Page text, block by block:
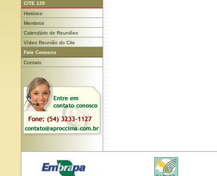
CITE 120
Histórico
Membros
Calendário de Reuniões
Vídeo Reunião do Cite
Fale Conosco
Contato